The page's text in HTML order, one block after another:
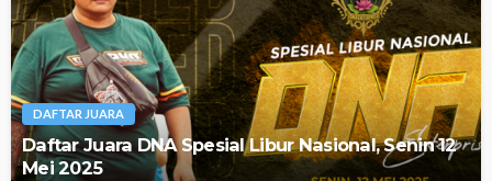
DAFTAR JUARA
Daftar Juara DNA Spesial Libur Nasional, Senin 12
Mei 2025